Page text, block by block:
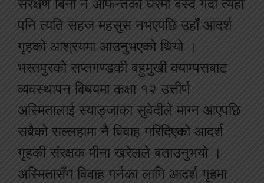
संरक्षण बिना नै आफन्तको घरमा बस्दै गर्दा त्यहाँ
पनि त्यति सहज महसुस नभएपछि उहाँ आदर्श
गृहको आश्रयमा आउनुभएको थियो ।
भरतपुरको सप्तगण्डकी बहुमुखी क्याम्पसबाट
व्यवस्थापन विषयमा कक्षा १२ उत्तीर्ण
अस्मितालाई स्याङ्जाका सुवेदीले माग्न आएपछि
सबैको सल्लहामा नै विवाह गरिदिएको आदर्श
गृहकी संरक्षक मीना खरेलले बताउनुभयो ।
अस्मितासँग विवाह गर्नका लागि आदर्श गृहमा